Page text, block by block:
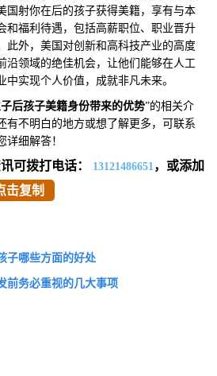
国射你在后的孩子获得美籍，享有与本
和福利待遇，包括高薪职位、职业晋升
此外，美国对创新和高科技产业的高度
沿领域的绝佳机会，让他们能够在人工
实现个人价值，成就非凡未来。
后孩子美籍身份带来的优势”的相关介
有不明白的地方或想了解更多，可联系
详细解答！
可拨打电话： 13121486651 ，或添加
击复制
子哪些方面的好处
前务必重视的几大事项